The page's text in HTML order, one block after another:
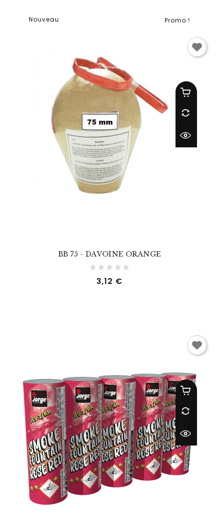
Promo !
Nouveau
BB 75 - DAVOINE ORANGE
3,12 €